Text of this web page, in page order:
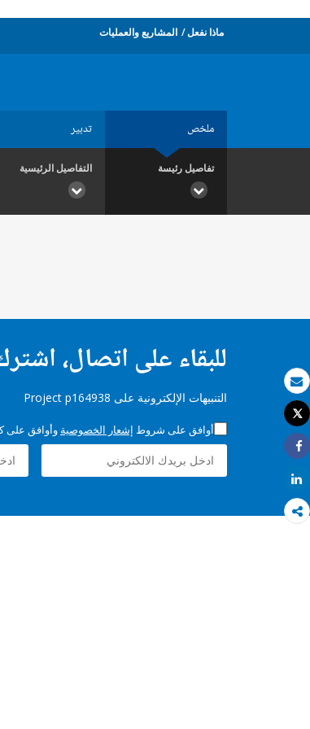
بريد الكتروني
طباعة
Tweet
Share
Share
ماذا نفعل المشاريع والعمليات
ملخص تدبير
تفاصيل رئيسة التفاصيل الرئيسية
للبقاء على اتصال،
التنبيهات الإلكترونية على Project p164938
أوافق على شروط إشعار الخصوصية وأوافق على